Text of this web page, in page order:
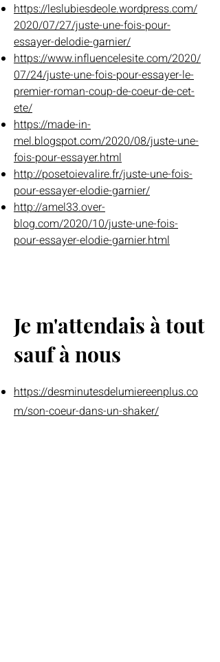
https://leslubiesdeole.wordpress.com/
2020/07/27/juste-une-fois-pour-
essayer-delodie-garnier/
https://www.influencelesite.com/2020/
07/24/juste-une-fois-pour-essayer-le-
premier-roman-coup-de-coeur-de-cet-
ete/
https://made-in-
mel.blogspot.com/2020/08/juste-une-
fois-pour-essayer.html
http://posetoievalire.fr/juste-une-fois-
pour-essayer-elodie-garnier/
http://amel33.over-
blog.com/2020/10/juste-une-fois-
pour-essayer-elodie-garnier.html
Je m'attendais à tout
sauf à nous
https://desminutesdelumiereenplus.co
m/son-coeur-dans-un-shaker/